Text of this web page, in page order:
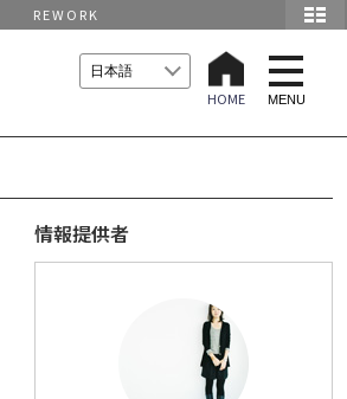
REWORK
HOME
t
o
g
l
a
MENU
情報提供者